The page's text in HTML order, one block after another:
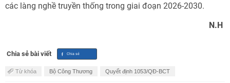
các làng nghề truyền thống trong giai đoạn 2026-2030.
N.H
Chia sẻ bài viết
Từ khóa Bộ Công Thương Quyết định 1053/QĐ-BCT